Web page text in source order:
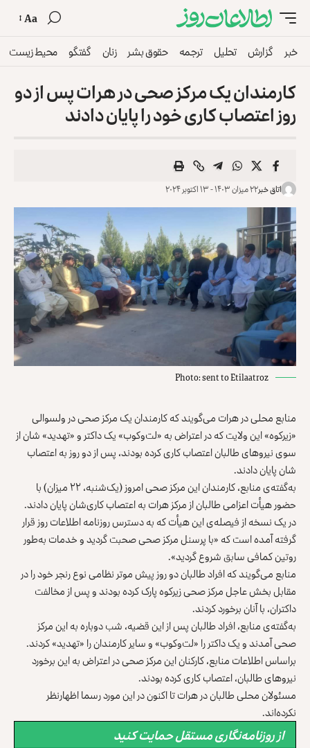
Aa
خبر گزارش تحلیل ترجمه حقوق بشر زنان گفتگو محیط زیست
کارمندان یک مرکز صحی در هرات پس از دو
روز اعتصاب کاری خود را پایان دادند
اتاق خبر۲۲ میزان ۱۴۰۳ - ۱۳ اکتوبر ۲۰۲۴
Photo: sent to Etilaatroz
منابع محلی در هرات می‌گویند که کارمندان یک مرکز صحی در ولسوالی
«زیرکوه» این ولایت که در اعتراض به «لت‌وکوب» یک داکتر و «تهدید» شان از
سوی نیروهای طالبان اعتصاب کاری کرده بودند، پس از دو روز به اعتصاب
شان پایان دادند.
به‌گفته‌ی منابع، کارمندان این مرکز صحی امروز (یک‌شنبه، ۲۲ میزان) با
حضور هیأت اعزامی طالبان از مرکز هرات به اعتصاب کاری‌شان پایان دادند.
در یک نسخه از فیصله‌ی این هیأت که به دسترس روزنامه اطلاعات روز قرار
گرفته آمده است که «با پرسنل مرکز صحی صحبت گردید و خدمات به‌طور
روتین کمافی سابق شروع گردید».
منابع می‌گویند که افراد طالبان دو روز پیش موتر نظامی نوع رنجر خود را در
مقابل بخش عاجل مرکز صحی زیرکوه پارک کرده بودند و پس از مخالفت
داکتران، با آنان برخورد کردند.
به‌گفته‌ی منابع، افراد طالبان پس از این قضیه، شب دوباره به این مرکز
صحی آمدند و یک‌ داکتر را «لت‌وکوب» و سایر کارمندان را «تهدید» کردند.
براساس اطلاعات منابع، کارکنان این مرکز صحی در اعتراض به این برخورد
نیروهای طالبان، اعتصاب کاری کرده بودند.
مسئولان محلی طالبان در هرات تا اکنون در این مورد رسما اظهارنظر
نکرده‌اند.
از روزنامه‌نگاری مستقل حمایت کنید